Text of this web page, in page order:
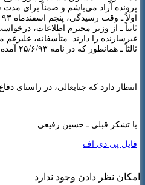
پرونده آزاد می‌باشم و ضمناً برای
اولاً ـ وقت رسیدگی، پنجم اسفندماه ۹۳ تعیین شده و تاکنون وکلای اینجانب ۵ بار برای قرائت پرونده مراجعه کرده‌اند که قاضی شعبه ۱۵ دادگاه انقلاب، موافقت نکرده‌اند و عملاً امکان دفاع را بلاموضوع نموده‌اند.
ثانیاً ـ از وزیر محترم اطلاعات،
غیرسازنده را دارند. متأسفانه،
ثالثاً ـ همانطور که در نامه ۲۵/۶/۹۳ آمده است، این اتهامات، تکرار اتهامات گذشته می‌باشد که به دلیل عدم اجرای حکم قطعی در سال ۱۳۸۲، شامل مرور زمان شده است. لذا، عملاً پرونده مختومه را مجدداً، آقایان “زنده” کرده‌اند!
انتظار دارد که جنابعالی، در راستای
با تشکر قبلی ـ حسین رفیعی
فایل پی دی اف
امکان نظر دادن وجود ندارد